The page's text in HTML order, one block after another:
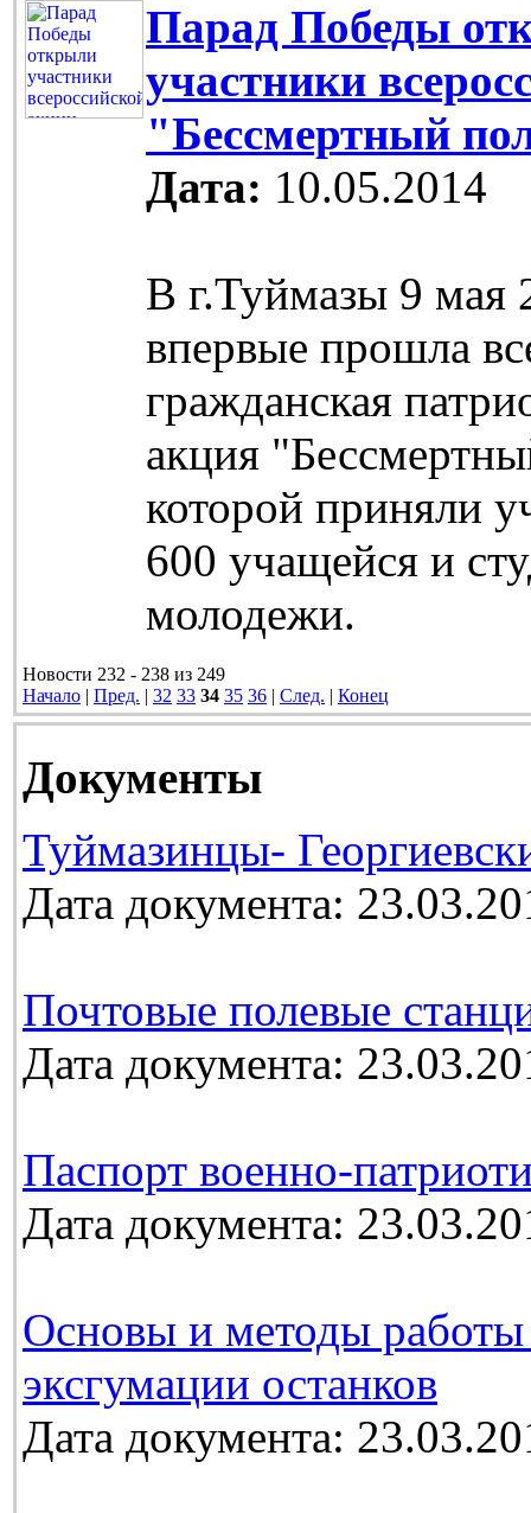
Парад Победы
участники
"Бессмертный
Дата: 10.05.2014
В г.Туймазы 9 мая
впервые прошла
гражданская
акция
которой приняли
600 учащейся и
молодежи.
Новости 232 - 238 из 249
Начало | Пред. | 32 33 34 35 36 | След. | Конец
Документы
Туймазинцы-
Дата документа:
Почтовые полевые
Дата документа:
Паспорт военно-
Дата документа:
Основы и методы
эксгумации останков
Дата документа: